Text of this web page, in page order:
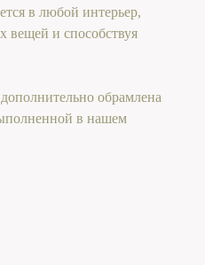
в любой интерьер,
вещей и способствуя
обрамлена
в нашем